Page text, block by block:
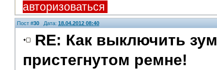
авторизоваться
Пост #30 Дата: 18.04.2012 08:40
RE: Как выключить
пристегнутом ремне!